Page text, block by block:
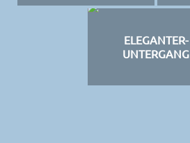
ELEGANTER-
UNTERGANG